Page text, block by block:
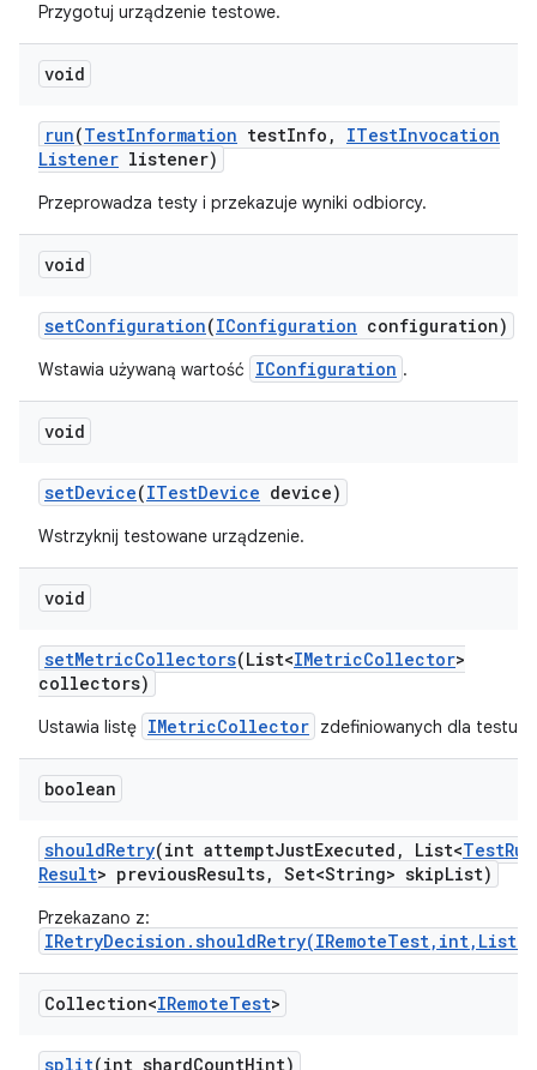
Przygotuj urządzenie testowe.
void
run(TestInformation testInfo , ITestInvocation
Listener listener)
Przeprowadza testy i przekazuje wyniki odbiorcy.
void
setConfiguration(IConfiguration configuration)
Wstawia używaną wartość IConfiguration .
void
setDevice(ITestDevice device)
Wstrzyknij testowane urządzenie.
void
setMetricCollectors(List<IMetricCollector>
collectors)
Ustawia listę IMetricCollector zdefiniowanych dla testu.
boolean
shouldRetry(int attemptJustExecuted , List<TestRun
Result> previousResults, Set<String> skipList)
Przekazano z:
IRetryDecision.shouldRetry(IRemoteTest,int,List)
Collection<IRemoteTest>
split(int shardCountHint)